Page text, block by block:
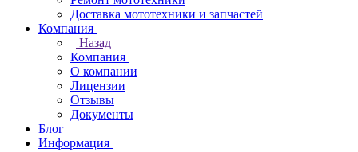
Доставка мототехники и запчастей
Компания
Назад
Компания
О компании
Лицензии
Отзывы
Документы
Блог
Информация